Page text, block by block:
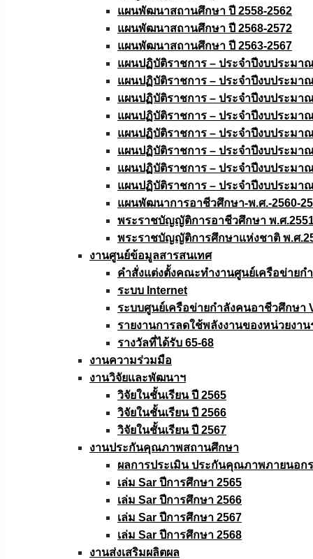
แผนพัฒนาสถานศึกษา ปี 2558-2562
แผนพัฒนาสถานศึกษา ปี 2568-2572
แผนพัฒนาสถานศึกษา ปี 2563-2567
แผนปฏิบัติราชการ – ประจำปีงบประมา
แผนปฏิบัติราชการ – ประจำปีงบประมา
แผนปฏิบัติราชการ – ประจำปีงบประมา
แผนปฏิบัติราชการ – ประจำปีงบประมา
แผนปฏิบัติราชการ – ประจำปีงบประมา
แผนปฏิบัติราชการ – ประจำปีงบประมา
แผนปฏิบัติราชการ – ประจำปีงบประมา
แผนปฏิบัติราชการ – ประจำปีงบประมา
แผนพัฒนาการอาชีวศึกษา-พ.ศ.-2560-
พระราชบัญญัติการอาชีวศึกษา พ.ศ
พระราชบัญญัติการศึกษาแห่งชาติ พ.ศ
งานศูนย์ข้อมูลสารสนเทศ
คำสั่งแต่งตั้งคณะทำงานศูนย์เครือข่าย
ระบบ Internet
ระบบศูนย์เครือข่ายกำลังคนอาชีวศึกษา
รายงานการลดใช้พลังงานของหน่วยงา
รางวัลที่ได้รับ 65-68
งานความร่วมมือ
งานวิจัยเเละพัฒนาฯ
วิจัยในชั้นเรียน ปี 2565
วิจัยในชั้นเรียน ปี 2566
วิจัยในชั้นเรียน ปี 2567
งานประกันคุณภาพสถานศึกษา
ผลการประเมิน ประกันคุณภาพภายนอก
เล่ม Sar ปีการศึกษา 2565
เล่ม Sar ปีการศึกษา 2566
เล่ม Sar ปีการศึกษา 2567
เล่ม Sar ปีการศึกษา 2568
งานส่งเสริมผลิตผล